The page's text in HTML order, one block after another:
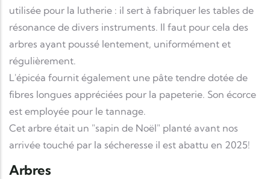
utilisée pour la lutherie : il sert à fabriquer les tables de
résonance de divers instruments. Il faut pour cela des
arbres ayant poussé lentement, uniformément et
régulièrement.
L'épicéa fournit également une pâte tendre dotée de
fibres longues appréciées pour la papeterie. Son écorce
est employée pour le tannage.
Cet arbre était un "sapin de Noël" planté avant nos
arrivée touché par la sécheresse il est abattu en 2025!
Arbres